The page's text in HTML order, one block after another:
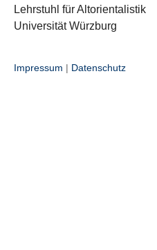
Lehrstuhl für Altorientalistik
Universität Würzburg
Impressum | Datenschutz